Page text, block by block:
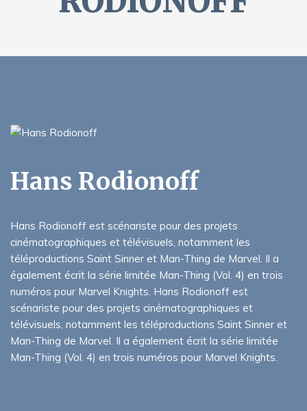
Hans Rodionoff
Hans Rodionoff est scénariste pour des projets
cinématographiques et télévisuels, notamment les
téléproductions Saint Sinner et Man-Thing de Marvel. Il a
également écrit la série limitée Man-Thing (Vol. 4) en trois
numéros pour Marvel Knights. Hans Rodionoff est
scénariste pour des projets cinématographiques et
télévisuels, notamment les téléproductions Saint Sinner et
Man-Thing de Marvel. Il a également écrit la série limitée
Man-Thing (Vol. 4) en trois numéros pour Marvel Knights.